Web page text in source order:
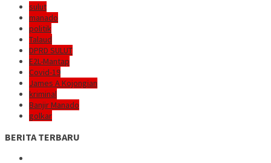
sulut
manado
politik
Talaud
DPRD SULUT
E2L-Mantap
Covid-19
James A Kojongian
kriminal
Banjir Manado
golkar
BERITA TERBARU